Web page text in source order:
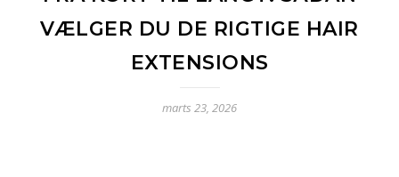
VÆLGER DU DE RIGTIGE HAIR
EXTENSIONS
marts 23, 2026